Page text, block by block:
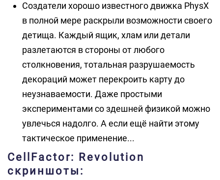
Создатели хорошо известного движка PhysX
в полной мере раскрыли возможности своего
детища. Каждый ящик, хлам или детали
разлетаются в стороны от любого
столкновения, тотальная разрушаемость
декораций может перекроить карту до
неузнаваемости. Даже простыми
экспериментами со здешней физикой можно
увлечься надолго. А если ещё найти этому
тактическое применение...
CellFactor: Revolution
скриншоты: